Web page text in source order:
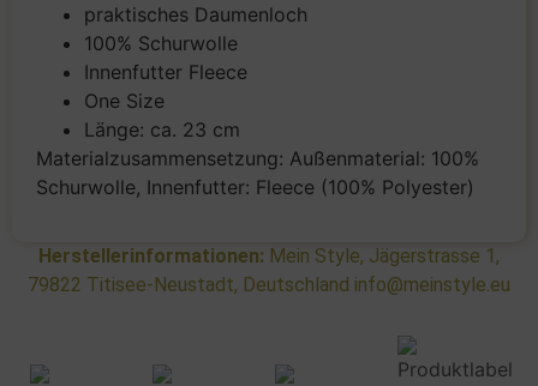
praktisches Daumenloch
100% Schurwolle
Innenfutter Fleece
One Size
Länge: ca. 23 cm
Materialzusammensetzung: Außenmaterial: 100%
Schurwolle, Innenfutter: Fleece (100% Polyester)
Herstellerinformationen: Mein Style, Jägerstrasse 1,
79822 Titisee-Neustadt, Deutschland info@meinstyle.eu